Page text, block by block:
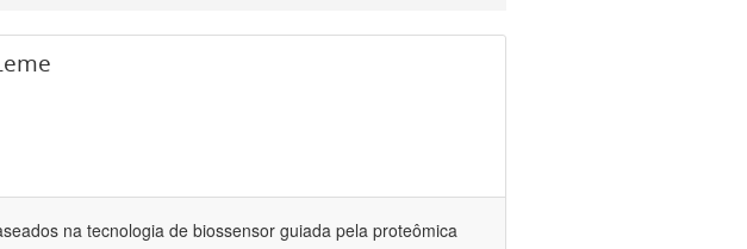
na tecnologia de biossensor guiada pela proteômica